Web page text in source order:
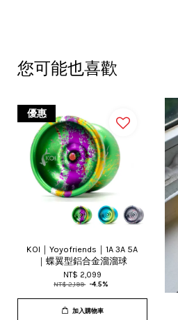
您可能也喜歡
優惠
KOI｜Yoyofriends｜1A 3A 5A
｜蝶翼型鋁合金溜溜球
NT$ 2,099
NT$ 2,199 -4.5%
加入購物車